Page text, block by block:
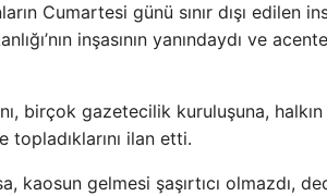
Cumartesi günü sınır dışı edilen
inşasının yanındaydı ve
birçok gazetecilik kuruluşuna, halkın
ilan etti.
kaosun gelmesi şaşırtıcı olmazdı,